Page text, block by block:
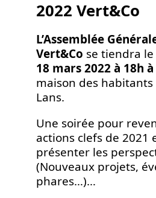
2022 Vert&Co
L’Assemblée
Vert&Co se tiendra le
18 mars 2022 à 18h
maison des
Lans.
Une soirée pour
actions clefs de 2021
présenter les
(Nouveaux projets,
phares…)…